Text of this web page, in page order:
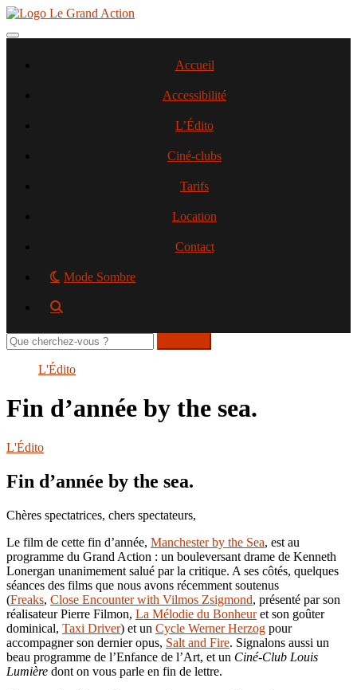
Aller
contenu
Toggle navigation
Accueil
Accessibilité
L’Édito
Ciné-clubs
Tarifs
Location
Contact
Mode Sombre
Rechercher
sur
L'Édito
Fin d’année by the sea.
L'Édito
Fin d’année by the sea.
Chères spectatrices, chers spectateurs,
Le film de cette fin d’année, Manchester by the Sea, est au
programme du Grand Action : un bouleversant drame de Kenneth
Lonergan unanimement salué par la critique. A ses côtés, quelques
séances des films que nous avons récemment soutenus
(Freaks, Close Encounter with Vilmos Zsigmond, présenté par son
réalisateur Pierre Filmon, La Mélodie du Bonheuret son goûter
dominical, Taxi Driver) et un Cycle Werner Herzog pour
accompagner son dernier opus, Salt and Fire. Signalons aussi un
beau programme de l’Enfance de l’Art, et un Ciné-Club Louis
Lumière dont on vous parle en fin de lettre.